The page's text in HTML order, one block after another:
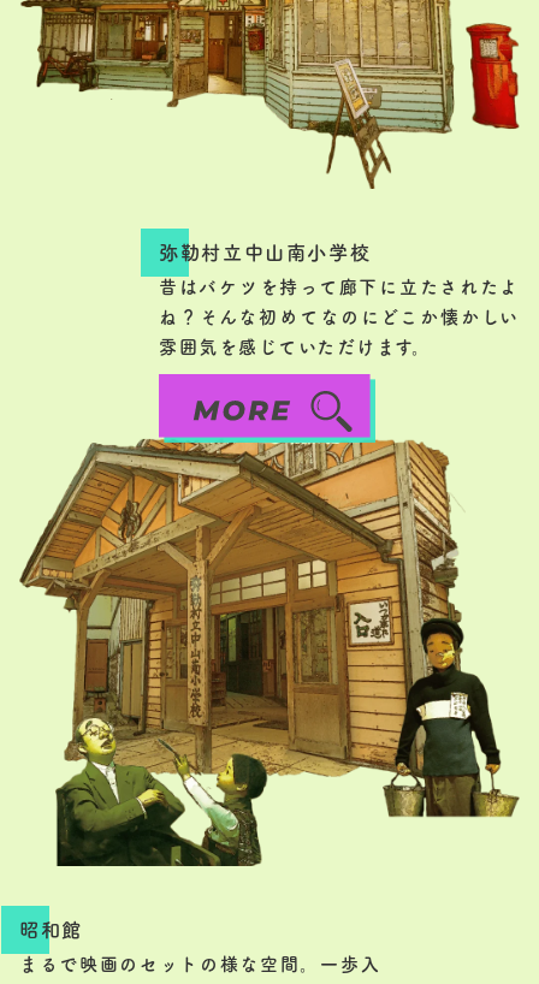
弥勒村立中山南小学校
昔はバケツを持って廊下に立たされたよ
ね？そんな初めてなのにどこか懐かしい
雰囲気を感じていただけます。
昭和館
まるで映画のセットの様な空間。一歩入